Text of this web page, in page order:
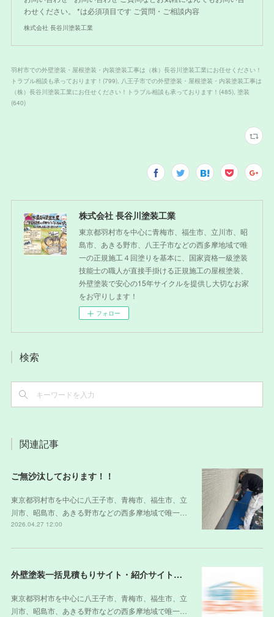
わせください。 *は必須項目です ご質問・ご相談内容
株式会社 長谷川塗装工業
羽村市での外壁塗装・屋根塗装・内装塗装工事は（株）長谷川塗装工業にお任せください！
トラブル相談も承っております！ (799) 八王子市での外壁塗装・屋根塗装・内装塗装工事は
（株）長谷川塗装工業にお任せください！トラブル相談も承っております！ (485) 塗装
(640)
株式会社 長谷川塗装工業
東京都羽村市を中心に青梅市、福生市、立川市、昭
島市、あきる野市、八王子市などの西多摩地域で唯
一の正規施工４回塗りを基本に、国家資格一級塗装
技能士の職人が直接手掛ける正規施工の屋根塗装、
外壁塗装で安心の15年サイクルを提供し大切なお家
をお守りします！
フォロー
検索
関連記事
ご無沙汰しております！！
東京都羽村市を中心に八王子市、青梅市、福生市、立
川市、昭島市、あきる野市などの西多摩地域で唯一…
2026.04.27 12:00
外壁塗装一括見積もりサイト・紹介サイトの裏側
東京都羽村市を中心に八王子市、青梅市、福生市、立
川市、昭島市、あきる野市などの西多摩地域で唯一…